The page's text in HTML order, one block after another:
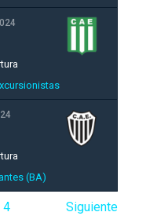
(BA)
4 Siguiente